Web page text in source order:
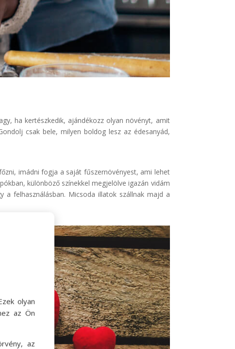
ha kertészkedik, ajándékozz olyan növényt, amit
csak bele, milyen boldog lesz az édesanyád,
imádni fogja a saját fűszernövényest, ami lehet
különböző színekkel megjelölve igazán vidám
felhasználásban. Micsoda illatok szállnak majd a
olyan
az Ön
az